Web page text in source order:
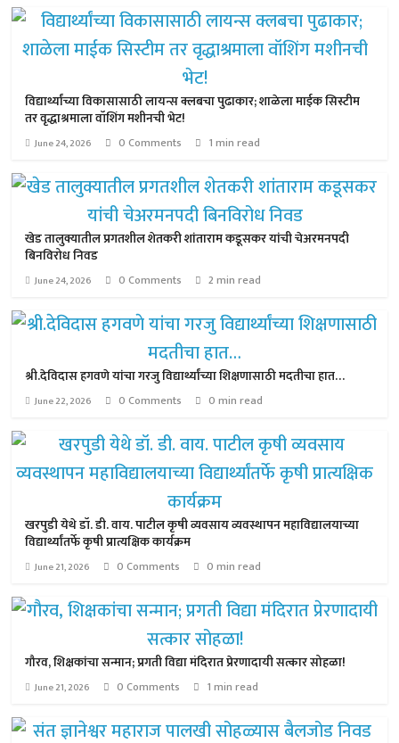
विद्यार्थ्यांच्या विकासासाठी लायन्स क्लबचा पुढाकार; शाळेला माईक सिस्टीम
तर वृद्धाश्रमाला वॉशिंग मशीनची भेट!
June 24, 2026 0 Comments 1 min read
खेड तालुक्यातील प्रगतशील शेतकरी शांताराम कडूसकर यांची चेअरमनपदी
बिनविरोध निवड
June 24, 2026 0 Comments 2 min read
श्री.देविदास हगवणे यांचा गरजु विद्यार्थ्यांच्या शिक्षणासाठी मदतीचा हात…
June 22, 2026 0 Comments 0 min read
खरपुडी येथे डॉ. डी. वाय. पाटील कृषी व्यवसाय व्यवस्थापन महाविद्यालयाच्या
विद्यार्थ्यांतर्फे कृषी प्रात्यक्षिक कार्यक्रम
June 21, 2026 0 Comments 0 min read
गौरव, शिक्षकांचा सन्मान; प्रगती विद्या मंदिरात प्रेरणादायी सत्कार सोहळा!
June 21, 2026 0 Comments 1 min read